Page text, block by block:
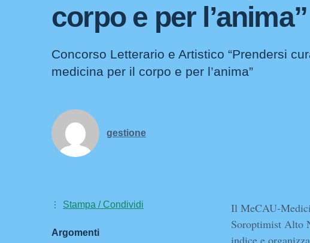
corpo e per l’anima”
Concorso Letterario e Artistico “Prendersi
medicina per il corpo e per l’anima”
gestione
Il MeCAU-
Soroptimist Alto
indice e
Stampa / Condividi
Argomenti